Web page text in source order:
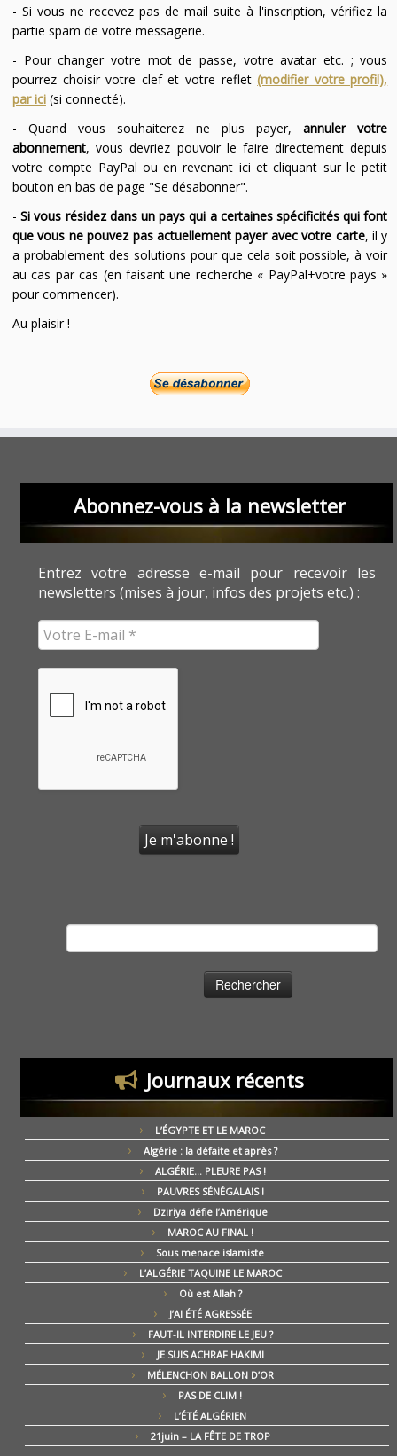
- Si vous ne recevez pas de mail suite à l'inscription, vérifiez la
partie spam de votre messagerie.
- Pour changer votre mot de passe, votre avatar etc. ; vous
pourrez choisir votre clef et votre reflet(modifier votre profil),
par ici(si connecté).
- Quand vous souhaiterez ne plus payer,annuler votre
abonnement, vous devriez pouvoir le faire directement depuis
votre compte PayPal ou en revenant ici et cliquant sur le petit
bouton en bas de page "Se désabonner".
-Si vous résidez dans un pays qui a certaines spécificités qui font
que vous ne pouvez pas actuellement payer avec votre carte, il y
a probablement des solutions pour que cela soit possible, à voir
au cas par cas (en faisant une recherche « PayPal+votre pays »
pour commencer).
Au plaisir !
Abonnez-vous à la newsletter
Entrez votre adresse e-mail pour recevoir les
newsletters (mises à jour, infos des projets etc.) :
Journaux récents
L’ÉGYPTE ET LE MAROC
Algérie : la défaite et après ?
ALGÉRIE… PLEURE PAS !
PAUVRES SÉNÉGALAIS !
Dziriya défie l’Amérique
MAROC AU FINAL !
Sous menace islamiste
L’ALGÉRIE TAQUINE LE MAROC
Où est Allah ?
J’AI ÉTÉ AGRESSÉE
FAUT-IL INTERDIRE LE JEU ?
JE SUIS ACHRAF HAKIMI
MÉLENCHON BALLON D’OR
PAS DE CLIM !
L’ÉTÉ ALGÉRIEN
21juin – LA FÊTE DE TROP